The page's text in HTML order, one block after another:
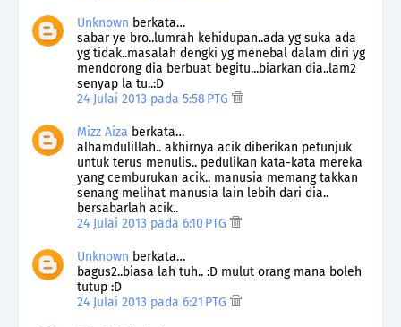
Unknown berkata…
sabar ye bro..lumrah kehidupan..ada yg suka ada
yg tidak..masalah dengki yg menebal dalam diri yg
mendorong dia berbuat begitu...biarkan dia..lam2
senyap la tu..:D
24 Julai 2013 pada 5:58 PTG
Mizz Aiza berkata…
alhamdulillah.. akhirnya acik diberikan petunjuk
untuk terus menulis.. pedulikan kata-kata mereka
yang cemburukan acik.. manusia memang takkan
senang melihat manusia lain lebih dari dia..
bersabarlah acik..
24 Julai 2013 pada 6:10 PTG
Unknown berkata…
bagus2..biasa lah tuh.. :D mulut orang mana boleh
tutup :D
24 Julai 2013 pada 6:21 PTG